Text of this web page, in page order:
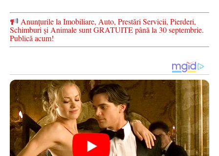
Anunțurile la Imobiliare, Auto, Prestări Servicii, Pierderi,
Schimburi și Animale sunt GRATUITE până la 30 septembrie.
Publică acum!